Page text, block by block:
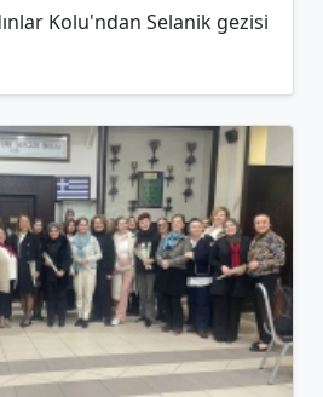
Kolu'ndan Selanik gezisi